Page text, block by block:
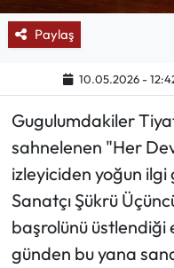
Paylaş
10.05.2026 -
Gugulumdakiler
sahnelenen "Her
izleyiciden yoğun
Sanatçı Şükrü
başrolünü üstlendiği
günden bu yana
Karikatür Galeri
ASTROLOJİ
Spor Yazıları
Mektup Galeri
Ekonomi